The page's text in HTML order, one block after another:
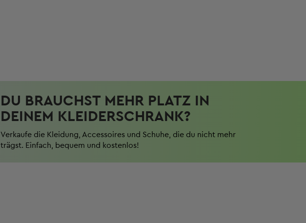
DU BRAUCHST MEHR PLATZ IN
DEINEM KLEIDERSCHRANK?
Verkaufe die Kleidung, Accessoires und Schuhe, die du nicht mehr
trägst. Einfach, bequem und kostenlos!